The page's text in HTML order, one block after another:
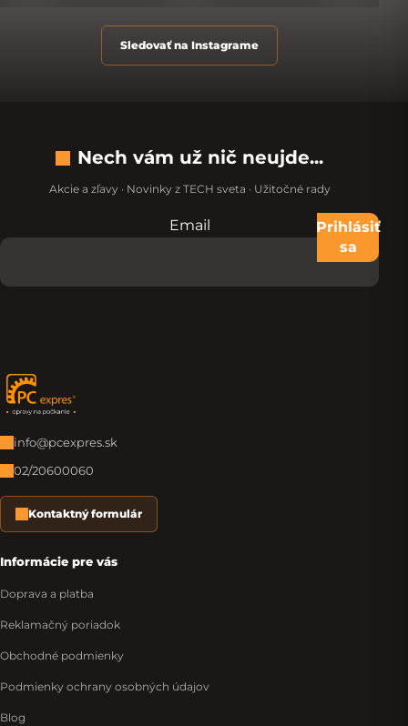
Sledovať na Instagrame
Nech vám už nič neujde...
Akcie a zľavy · Novinky z TECH sveta · Užitočné rady
Nevypĺňajte toto pole:
Email
Prihlásiť
sa
Zápätie
info@pcexpres.sk
02/20600060
Kontaktný formulár
Informácie pre vás
Doprava a platba
Reklamačný poriadok
Obchodné podmienky
Podmienky ochrany osobných údajov
Blog